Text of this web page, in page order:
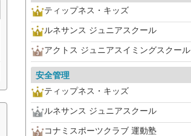
ティップネス・キッズ
ルネサンス ジュニアスクール
アクトス ジュニアスイミングスクール
安全管理
ティップネス・キッズ
ルネサンス ジュニアスクール
コナミスポーツクラブ 運動塾